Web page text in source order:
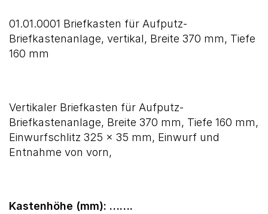
01.01.0001 Briefkasten für Aufputz-
Briefkastenanlage, vertikal, Breite 370 mm, Tiefe
160 mm
Vertikaler Briefkasten für Aufputz-
Briefkastenanlage, Breite 370 mm, Tiefe 160 mm,
Einwurfschlitz 325 x 35 mm, Einwurf und
Entnahme von vorn,
Kastenhöhe (mm): …….